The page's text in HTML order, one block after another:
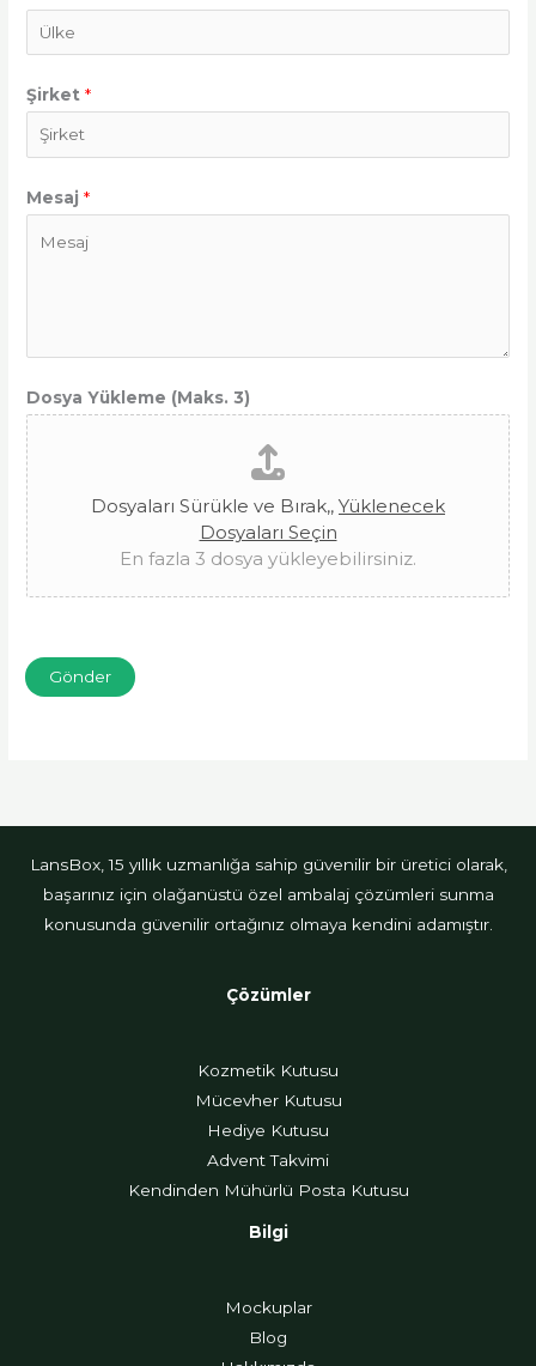
Şirket*
Mesaj*
M
a
k
s
i
m
E
a
Dosya Yükleme (Maks. 3)
Dosyaları Sürükle ve Bırak,, Yüklenecek
Dosyaları Seçin
En fazla 3 dosya yükleyebilirsiniz.
Gönder
LansBox, 15 yıllık uzmanlığa sahip güvenilir bir üretici olarak,
başarınız için olağanüstü özel ambalaj çözümleri sunma
konusunda güvenilir ortağınız olmaya kendini adamıştır.
Çözümler
Kozmetik Kutusu
Mücevher Kutusu
Hediye Kutusu
Advent Takvimi
Kendinden Mühürlü Posta Kutusu
Bilgi
Mockuplar
Blog